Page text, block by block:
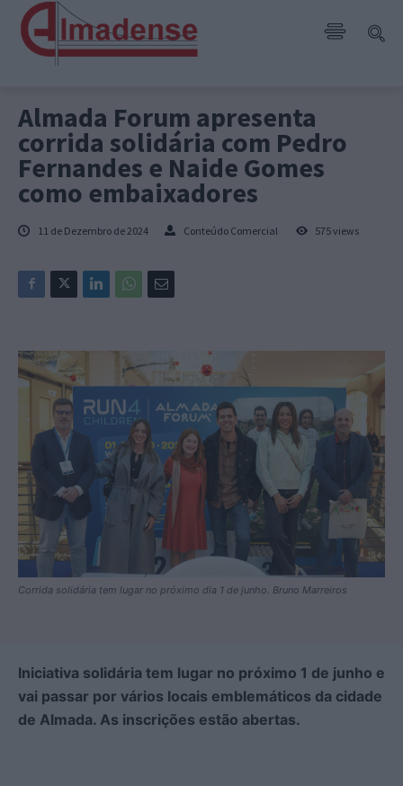
Almada Forum apresenta
corrida solidária com Pedro
Fernandes e Naide Gomes
como embaixadores
11 de Dezembro de 2024 Conteúdo Comercial 575views
Corrida solidária tem lugar no próximo dia 1 de junho. Bruno Marreiros
Iniciativa solidária tem lugar no próximo 1 de junho e
vai passar por vários locais emblemáticos da cidade
de Almada. As inscrições estão abertas.